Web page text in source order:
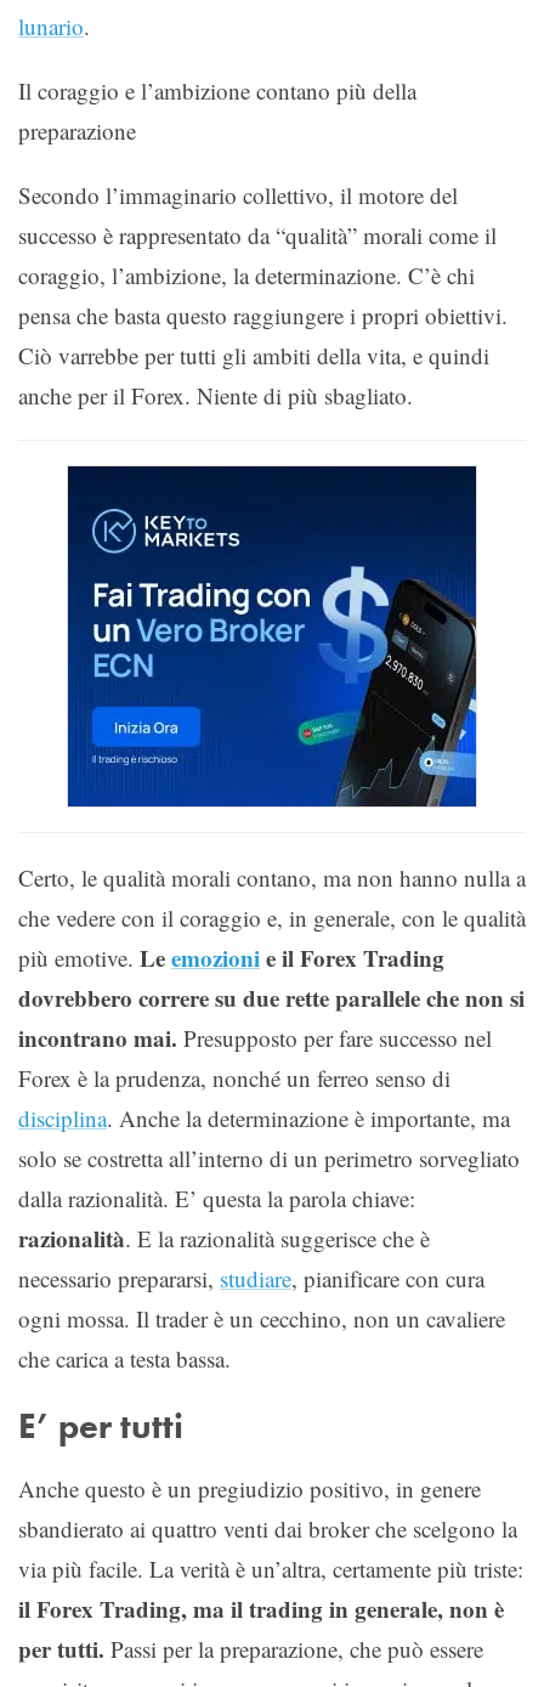
lunario.
Il coraggio e l’ambizione contano più della
preparazione
Secondo l’immaginario collettivo, il motore del
successo è rappresentato da “qualità” morali come il
coraggio, l’ambizione, la determinazione. C’è chi
pensa che basta questo raggiungere i propri obiettivi.
Ciò varrebbe per tutti gli ambiti della vita, e quindi
anche per il Forex. Niente di più sbagliato.
Certo, le qualità morali contano, ma non hanno nulla a
che vedere con il coraggio e, in generale, con le qualità
più emotive. Leemozionie il Forex Trading
dovrebbero correre su due rette parallele che non si
incontrano mai. Presupposto per fare successo nel
Forex è la prudenza, nonché un ferreo senso di
disciplina. Anche la determinazione è importante, ma
solo se costretta all’interno di un perimetro sorvegliato
dalla razionalità. E’ questa la parola chiave:
razionalità. E la razionalità suggerisce che è
necessario prepararsi, studiare, pianificare con cura
ogni mossa. Il trader è un cecchino, non un cavaliere
che carica a testa bassa.
E’ per tutti
Anche questo è un pregiudizio positivo, in genere
sbandierato ai quattro venti dai broker che scelgono la
via più facile. La verità è un’altra, certamente più triste:
il Forex Trading, ma il trading in generale, non è
per tutti. Passi per la preparazione, che può essere